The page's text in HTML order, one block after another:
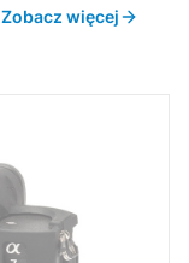
Zobacz więcej